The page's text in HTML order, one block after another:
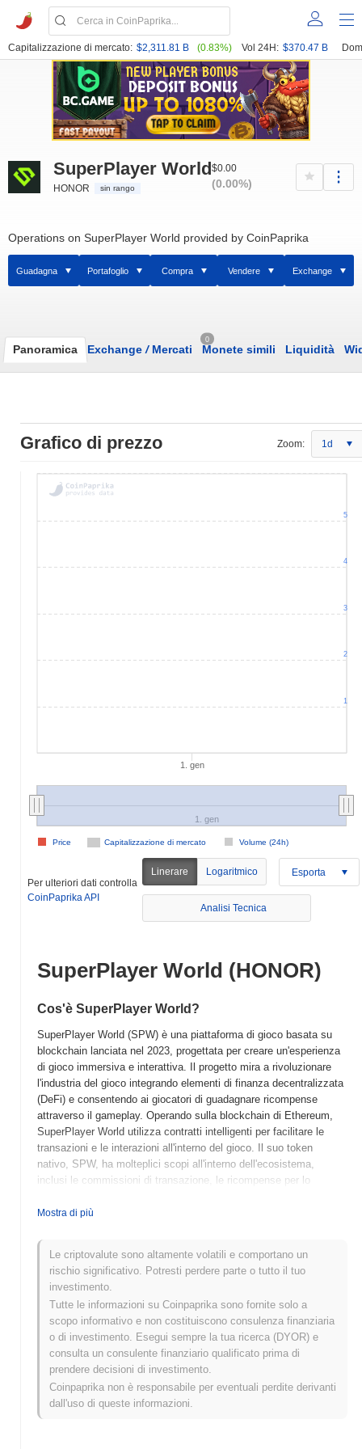
Capitalizzazione di mercato: $2,311.81 B (0.83%) Vol 24H: $370.47 B
SuperPlayer World
HONOR sin rango
$0.00
(0.00%)
Operations on SuperPlayer World provided by CoinPaprika
Guadagna Portafoglio Compra Vendere Exchange
Panoramica Exchange /Mercati
0
Monete simili Liquidità
Grafico di prezzo Zoom: 1d
1. gen
Capitalizzazione di mercato Volume (24h)
Price
1. gen
1
2
3
4
5
Per ulteriori dati controlla
CoinPaprika API
Linerare Logaritmico Esporta
Analisi Tecnica
SuperPlayer World (HONOR)
Cos'è SuperPlayer World?
SuperPlayer World (SPW) è una piattaforma di gioco basata su
blockchain lanciata nel 2023, progettata per creare un'esperienza
di gioco immersiva e interattiva. Il progetto mira a rivoluzionare
l'industria del gioco integrando elementi di finanza decentralizzata
(DeFi) e consentendo ai giocatori di guadagnare ricompense
attraverso il gameplay. Operando sulla blockchain di Ethereum,
SuperPlayer World utilizza contratti intelligenti per facilitare le
transazioni e le interazioni all'interno del gioco. Il suo token
nativo, SPW, ha molteplici scopi all'interno dell'ecosistema,
inclusi le commissioni di transazione, le ricompense per lo
capitolo nello sviluppo e nella direzione futura della piattaforma.
di gioco e DeFi, promuovendo un ambiente guidato dalla comunità
in cui i giocatori possono non solo divertirsi con i giochi, ma
anche partecipare agli aspetti economici della piattaforma. Questo
approccio innovativo posiziona SuperPlayer World come un attore
significativo nel panorama in evoluzione del gioco su blockchain,
attirando sia i giocatori che gli appassionati di criptovalute.
Quando e come è iniziato SuperPlayer World?
SuperPlayer World è nato a marzo 2021 quando il team fondatore
ha rilasciato il proprio whitepaper, delineando la visione e il
framework tecnico del progetto. Il progetto ha lanciato il suo
Mostra di più
Le criptovalute sono altamente volatili e comportano un
rischio significativo. Potresti perdere parte o tutto il tuo
investimento.
Tutte le informazioni su Coinpaprika sono fornite solo a
scopo informativo e non costituiscono consulenza finanziaria
o di investimento. Esegui sempre la tua ricerca (DYOR) e
consulta un consulente finanziario qualificato prima di
prendere decisioni di investimento.
Coinpaprika non è responsabile per eventuali perdite derivanti
dall'uso di queste informazioni.